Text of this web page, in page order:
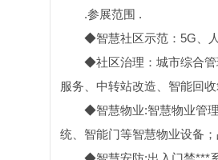
.参展范围 .
◆智慧社区示范：5G、
◆社区治理：城市综合管
服务、中转站改造、智能回
◆智慧物业:智慧物业管
统、智能门等智慧物业设备